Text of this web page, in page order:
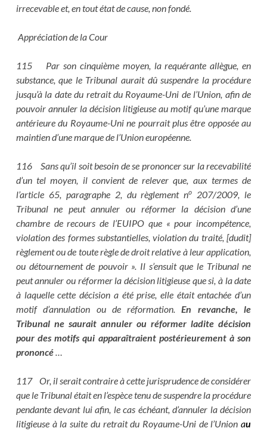
irrecevable et, en tout état de cause, non fondé.
Appréciation de la Cour
115 Par son cinquième moyen, la requérante allègue, en
substance, que le Tribunal aurait dû suspendre la procédure
jusqu’à la date du retrait du Royaume-Uni de l’Union, afin de
pouvoir annuler la décision litigieuse au motif qu’une marque
antérieure du Royaume-Uni ne pourrait plus être opposée au
maintien d’une marque de l’Union européenne.
116 Sans qu’il soit besoin de se prononcer sur la recevabilité
d’un tel moyen, il convient de relever que, aux termes de
l’article 65, paragraphe 2, du règlement no 207/2009, le
Tribunal ne peut annuler ou réformer la décision d’une
chambre de recours de l’EUIPO que « pour incompétence,
violation des formes substantielles, violation du traité, [dudit]
règlement ou de toute règle de droit relative à leur application,
ou détournement de pouvoir ». Il s’ensuit que le Tribunal ne
peut annuler ou réformer la décision litigieuse que si, à la date
à laquelle cette décision a été prise, elle était entachée d’un
motif d’annulation ou de réformation. En revanche, le
Tribunal ne saurait annuler ou réformer ladite décision
pour des motifs qui apparaîtraient postérieurement à son
prononcé…
117 Or, il serait contraire à cette jurisprudence de considérer
que le Tribunal était en l’espèce tenu de suspendre la procédure
pendante devant lui afin, le cas échéant, d’annuler la décision
litigieuse à la suite du retrait du Royaume-Uni de l’Unionau